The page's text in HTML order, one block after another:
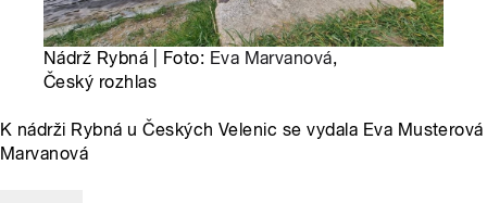
Nádrž Rybná | Foto: Eva Marvanová,
Český rozhlas
K nádrži Rybná u Českých Velenic se vydala Eva Musterová
Marvanová